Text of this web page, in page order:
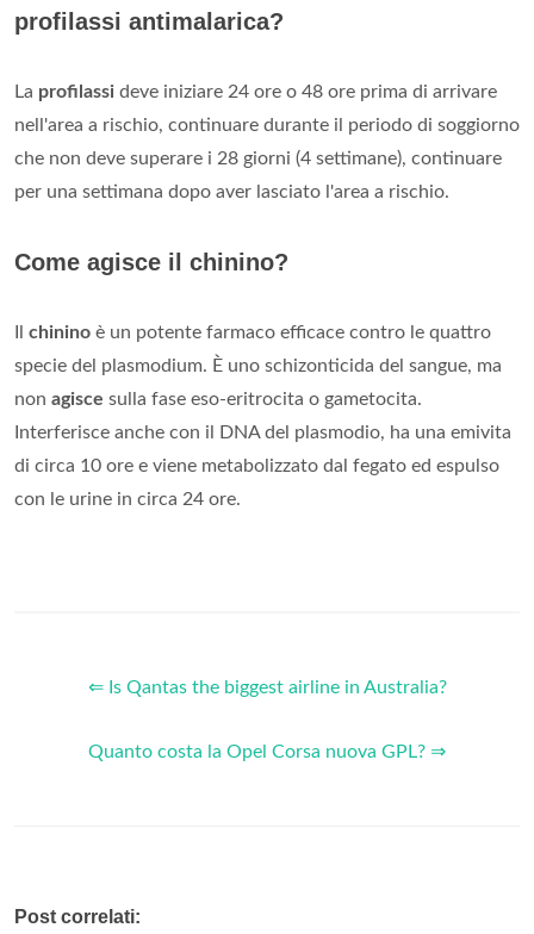
profilassi antimalarica?
La profilassi deve iniziare 24 ore o 48 ore prima di arrivare
nell'area a rischio, continuare durante il periodo di soggiorno
che non deve superare i 28 giorni (4 settimane), continuare
per una settimana dopo aver lasciato l'area a rischio.
Come agisce il chinino?
chinino è un potente farmaco efficace contro le quattro
specie del plasmodium. È uno schizonticida del sangue, ma
non agisce sulla fase eso-eritrocita o gametocita.
Interferisce anche con il DNA del plasmodio, ha una emivita
di circa 10 ore e viene metabolizzato dal fegato ed espulso
con le urine in circa 24 ore.
⇐ Is Qantas the biggest airline in Australia?
Quanto costa la Opel Corsa nuova GPL? ⇒
Post correlati: